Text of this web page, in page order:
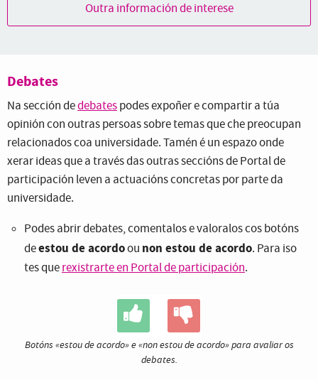
Outra información de interese
Debates
Na sección dedebatespodes expoñer e compartir a túa
opinión con outras persoas sobre temas que che preocupan
relacionados coa universidade. Tamén é un espazo onde
xerar ideas que a través das outras seccións de Portal de
participación leven a actuacións concretas por parte da
universidade.
Podes abrir debates, comentalos e valoralos cos botóns
deestou de acordoou non estou de acordo. Para iso
tes querexistrarte en Portal de participación.
Botóns «estou de acordo» e «non estou de acordo» para avaliar os
debates.